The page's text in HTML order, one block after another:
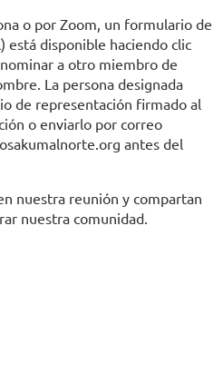
o por Zoom, un formulario de
está disponible haciendo clic
a otro miembro de
La persona designada
de representación firmado al
o enviarlo por correo
antes del
nuestra reunión y compartan
nuestra comunidad.